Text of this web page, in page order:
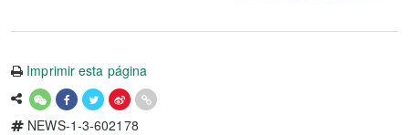
Imprimir esta página
NEWS-1-3-602178